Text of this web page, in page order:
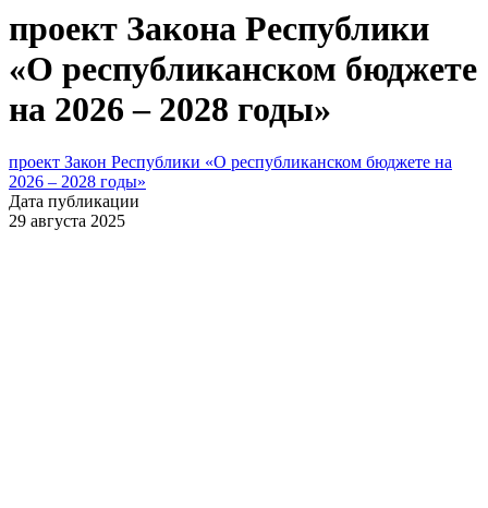
проект Закона Республики
«О республиканском бюджете
на 2026 – 2028 годы»
проект Закон Республики «О республиканском бюджете на
2026 – 2028 годы»
Дата публикации
29 августа 2025